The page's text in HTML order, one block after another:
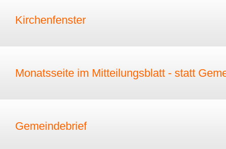
Kirchenfenster
Monatsseite im Mitteilungsblatt - statt
Gemeindebrief